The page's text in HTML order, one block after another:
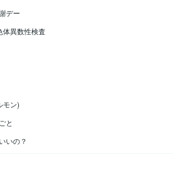
デー
異数性検査
モン)
と
いの？